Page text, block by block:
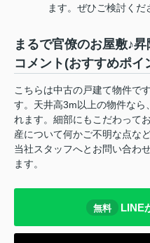
ます。ぜひご検討くだ
まるで官僚のお屋敷♪
コメント(おすすめポイ
こちらは中古の戸建て物件で
す。天井高3m以上の物件なら
れます。細部にもこだわって
産について何かご不明な点な
当社スタッフへとお問い合わ
ます。
無料 LINE